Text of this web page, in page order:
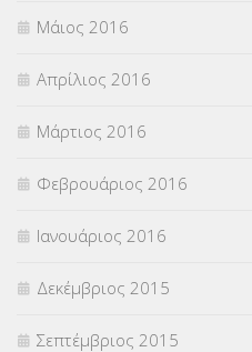
Μάιος 2016
Απρίλιος 2016
Μάρτιος 2016
Φεβρουάριος 2016
Ιανουάριος 2016
Δεκέμβριος 2015
Σεπτέμβριος 2015